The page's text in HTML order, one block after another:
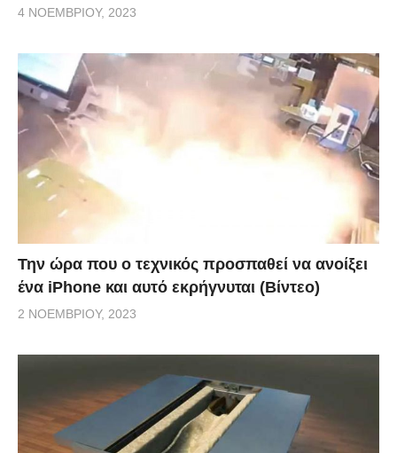
4 ΝΟΕΜΒΡΊΟΥ, 2023
Την ώρα που ο τεχνικός προσπαθεί να ανοίξει
ένα iPhone και αυτό εκρήγνυται (Βίντεο)
2 ΝΟΕΜΒΡΊΟΥ, 2023